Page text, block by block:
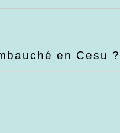
en Cesu ?